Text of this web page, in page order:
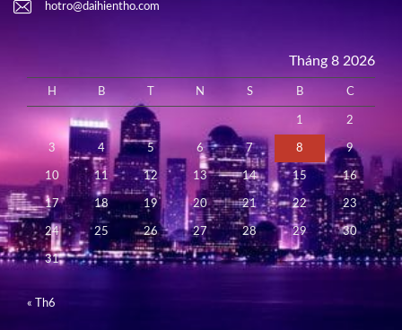
hotro@daihientho.com
Tháng 8 2026
H B N S B C
1 2
3 4 5 6 7 8 9
10 11 12 13 14 15 16
17 18 19 20 21 22 23
24 25 26 27 28 29 30
31
« Th6